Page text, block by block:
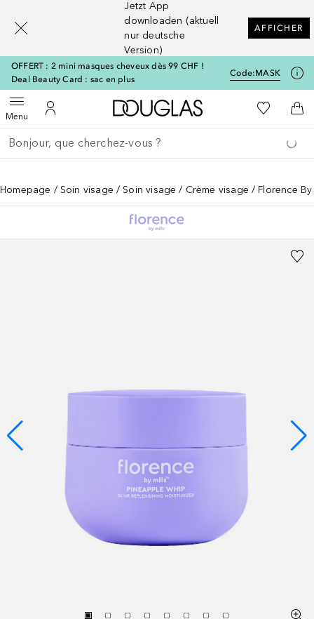
Jetzt App
downloaden (aktuell
nur deutsche
Version)
AFFICHER
OFFERT : 2 mini masques cheveux dès 99 CHF !
Deal Beauty Card : sac en plus
Code:MASK
MenuOuvrir le menuVers Mon Compte
Vers l'accueil Douglas
Vers Ma
Retourner
Exécuter la recherche
Homepage Soin visage Soin visage Crème visage Florence
[navigation.slideout.screenreader]